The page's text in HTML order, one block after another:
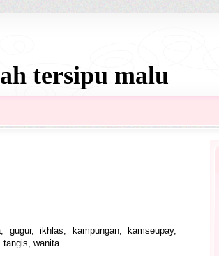
tersipu malu
, gugur, ikhlas, kampungan, kamseupay,
tangis, wanita